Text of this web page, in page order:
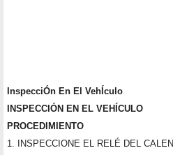
InspecciÓn En El VehÍculo
INSPECCIÓN EN EL VEHÍCULO
PROCEDIMIENTO
1. INSPECCIONE EL RELÉ DEL